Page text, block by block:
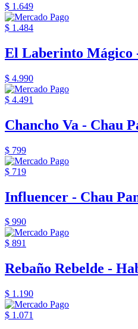
$ 1.649
$ 1.484
El Laberinto Mágico
$ 4.990
$ 4.491
Chancho Va - Chau
$ 799
$ 719
Influencer - Chau
$ 990
$ 891
Rebaño Rebelde -
$ 1.190
$ 1.071